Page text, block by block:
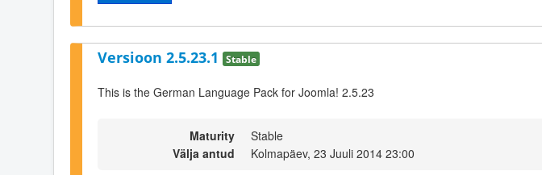
Versioon 2.5.23.1 Stable
This is the German Language Pack for Joomla! 2.5.23
Maturity
Stable
Välja antud
Kolmapäev, 23 Juuli 2014 23:00